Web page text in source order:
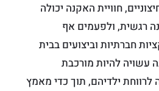
חוויית האקנה יכולה
רגשית, ולפעמים אף
חברתיות וביצועים בבית
עשויה להיות מורכבת
ילדיהם, תוך כדי מאמץ